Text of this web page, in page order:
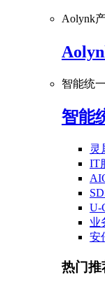
Aolynk
智能统
智能
灵
IT
U-
业
安
热门推